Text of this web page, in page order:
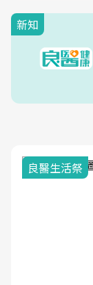
新知
良醫生活祭